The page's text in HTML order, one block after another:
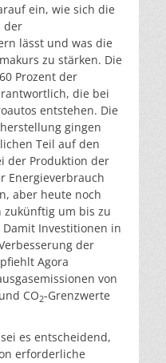
ein, wie sich die
der
lässt und was die
zu stärken. Die
Prozent der
die bei
entstehen. Die
gingen
Teil auf den
der Produktion der
Energieverbrauch
aber heute noch
um bis zu
Damit Investitionen in
der
Agora
von
CO2-Grenzwerte
es entscheidend,
erforderliche